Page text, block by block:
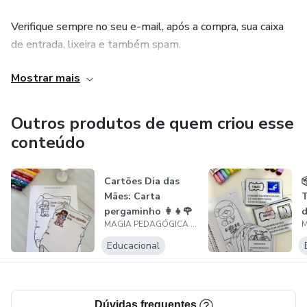
Verifique sempre no seu e-mail, após a compra, sua caixa
de entrada, lixeira e também spam.
Toda e qualquer dúvida estaremos à disposição!
Mostrar mais
Outros produtos de quem criou esse
conteúdo
Cartões Dia das
Mães: Carta
pergaminho 👩‍👧🌹
💌
MAGIA PEDAGÓGICA DIGITAL
Educacional
Dúvidas frequentes